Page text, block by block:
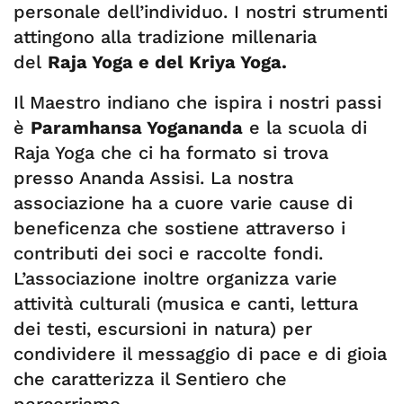
personale dell’individuo. I nostri strumenti
attingono alla tradizione millenaria
del Raja Yoga e del Kriya Yoga.
​Il Maestro indiano che ispira i nostri passi
è Paramhansa Yogananda e la scuola di
Raja Yoga che ci ha formato si trova
presso Ananda Assisi. La nostra
associazione ha a cuore varie cause di
beneficenza che sostiene attraverso i
contributi dei soci e raccolte fondi.
L’associazione inoltre organizza varie
attività culturali (musica e canti, lettura
dei testi, escursioni in natura) per
condividere il messaggio di pace e di gioia
che caratterizza il Sentiero che